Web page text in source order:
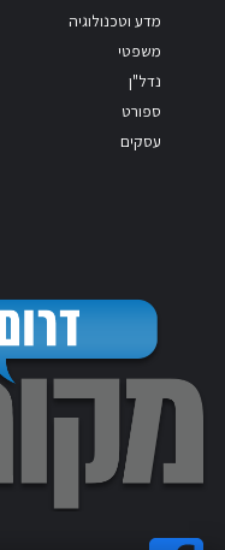
מדע וטכנולוגיה
משפטי
נדל"ן
ספורט
עסקים